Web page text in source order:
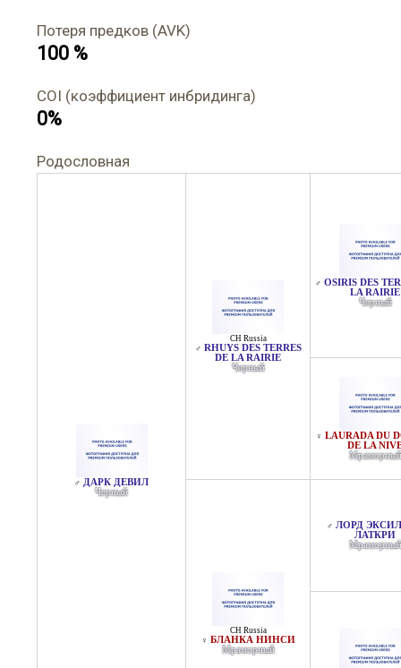
Потеря предков (AVK)
100 %
COI (коэффициент инбридинга)
0%
Родословная
♂ ДАРК ДЕВИЛ
Черный
CH Russia
♂ RHUYS DES TERRES
DE LA RAIRIE
Черный
♂ OSIRIS DES
LA RAIRIE
Черный
♀ LAURADA DU
DE LA
Мраморный
CH Russia
♀ БЛАНКА НИНСИ
Мраморный
♂ ЛОРД
ЛАТКРИ
Мраморный